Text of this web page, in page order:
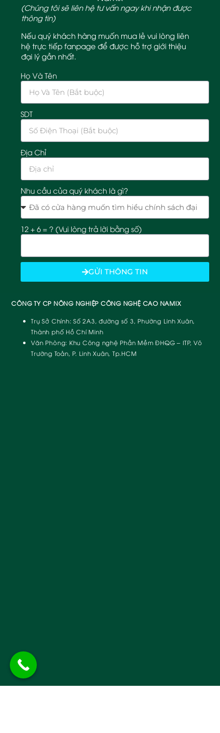
(Chúng tôi sẽ liên hệ tư vấn ngay khi nhận được
thông tin)
Nếu quý khách hàng muốn mua lẻ vui lòng liên
hệ trực tiếp fanpage để được hỗ trợ giới thiệu
đại lý gần nhất.
Họ Và Tên
SDT
Địa Chỉ
Nhu cầu của quý khách là gì?
12 + 6 = ? (Vui lòng trả lời bằng số)
GỬI THÔNG TIN
CÔNG TY CP NÔNG NGHIỆP CÔNG NGHỆ CAO NAMIX
Trụ Sở Chính: Số 2A3, đường số 3, Phường Linh Xuân,
Thành phố Hồ Chí Minh
Văn Phòng: Khu Công nghệ Phần Mềm ĐHQG – ITP, Võ
Trường Toản, P. Linh Xuân, Tp.HCM